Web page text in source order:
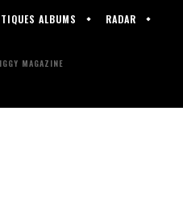
ALBUMS
RADAR
MAGAZINE